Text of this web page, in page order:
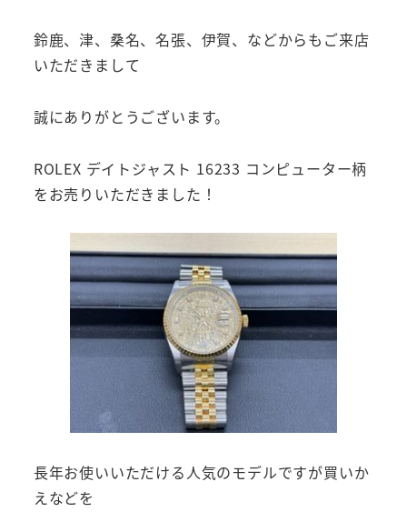
鈴鹿、津、桑名、名張、伊賀、などからもご来店
いただきまして
誠にありがとうございます。
ROLEX デイトジャスト 16233 コンピューター柄
をお売りいただきました！
長年お使いいただける人気のモデルですが買いか
えなどを